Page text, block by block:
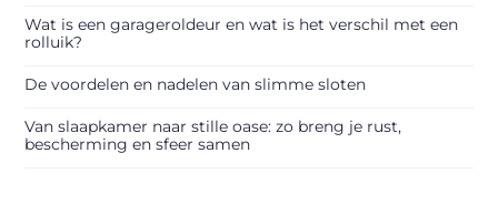
Wat is een garageroldeur en wat is het verschil met een
rolluik?
De voordelen en nadelen van slimme sloten
Van slaapkamer naar stille oase: zo breng je rust,
bescherming en sfeer samen